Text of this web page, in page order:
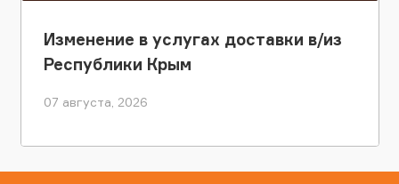
Изменение в услугах доставки в/из
Республики Крым
07 августа, 2026